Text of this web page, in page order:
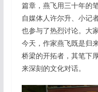
篇章，燕飞用三十年的
自媒体人许尔升、小记
也参与了热烈讨论。大
今天，作家燕飞既是归
桥梁的开拓者，其笔下
来深刻的文化对话。